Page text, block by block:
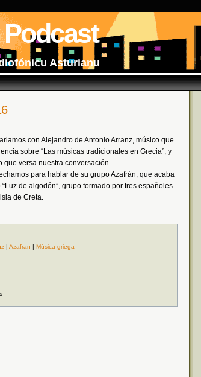
Asturianu
con Alejandro de Antonio Arranz, músico que
sobre “Las músicas tradicionales en Grecia”, y
que versa nuestra conversación.
para hablar de su grupo Azafrán, que acaba
de algodón”, grupo formado por tres españoles
de Creta.
| Azafran | Música griega